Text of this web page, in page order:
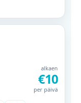
alkaen
€10
per päivä